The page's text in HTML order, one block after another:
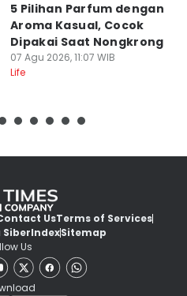
5 Pilihan Parfum dengan
Aroma Kasual, Cocok
Dipakai Saat Nongkrong
07 Agu 2026, 11:07 WIB
Life
UsTerms of Services
SiberIndexSitemap
Us